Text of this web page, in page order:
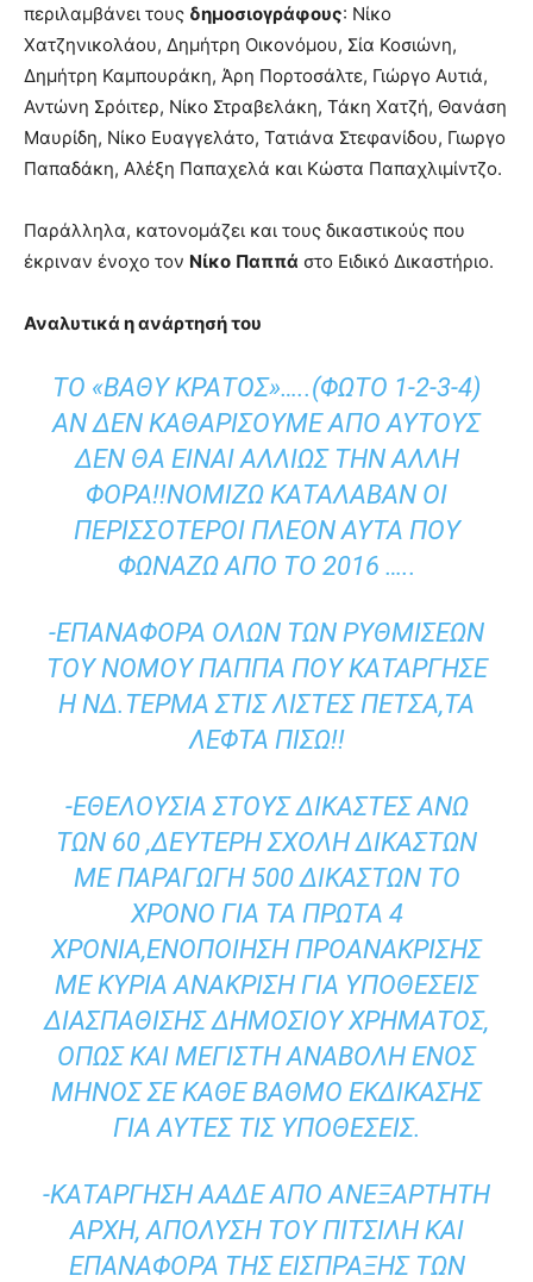
περιλαμβάνει τους δημοσιογράφους: Νίκο
Χατζηνικολάου, Δημήτρη Οικονόμου, Σία Κοσιώνη,
Δημήτρη Καμπουράκη, Άρη Πορτοσάλτε, Γιώργο Αυτιά,
Αντώνη Σρόιτερ, Νίκο Στραβελάκη, Τάκη Χατζή, Θανάση
Μαυρίδη, Νίκο Ευαγγελάτο, Τατιάνα Στεφανίδου, Γιωργο
Παπαδάκη, Αλέξη Παπαχελά και Κώστα Παπαχλιμίντζο.
Παράλληλα, κατονομάζει και τους δικαστικούς που
έκριναν ένοχο τον Νίκο Παππά στο Ειδικό Δικαστήριο.
Αναλυτικά η ανάρτησή του
ΤΟ «ΒΑΘΥ ΚΡΑΤΟΣ»…..(ΦΩΤΟ 1-2-3-4)
ΑΝ ΔΕΝ ΚΑΘΑΡΊΣΟΥΜΕ ΑΠΌ ΑΥΤΟΎΣ
ΔΕΝ ΘΑ ΕΙΝΑΙ ΑΛΛΙΩΣ ΤΗΝ ΑΛΛΗ
ΦΟΡΑ!!ΝΟΜΙΖΩ ΚΑΤΆΛΑΒΑΝ ΟΙ
ΠΕΡΙΣΣΌΤΕΡΟΙ ΠΛΈΟΝ ΑΥΤΆ ΠΟΥ
ΦΩΝΆΖΩ ΑΠΌ ΤΟ 2016 …..
-ΕΠΑΝΑΦΟΡΆ ΌΛΩΝ ΤΩΝ ΡΥΘΜΊΣΕΩΝ
ΤΟΥ ΝΌΜΟΥ ΠΑΠΠΑ ΠΟΥ ΚΑΤΆΡΓΗΣΕ
Η ΝΔ.ΤΈΡΜΑ ΣΤΙΣ ΛΊΣΤΕΣ ΠΕΤΣΑ,ΤΑ
ΛΕΦΤΆ ΠΊΣΩ!!
-ΕΘΕΛΟΥΣΊΑ ΣΤΟΥΣ ΔΙΚΑΣΤΈΣ ΆΝΩ
ΤΩΝ 60 ,ΔΕΎΤΕΡΗ ΣΧΟΛΉ ΔΙΚΑΣΤΩΝ
ΜΕ ΠΑΡΑΓΩΓΉ 500 ΔΙΚΑΣΤΏΝ ΤΟ
ΧΡΌΝΟ ΓΙΑ ΤΑ ΠΡΏΤΑ 4
ΧΡΌΝΙΑ,ΕΝΟΠΟΊΗΣΗ ΠΡΟΑΝΆΚΡΙΣΗΣ
ΜΕ ΚΥΡΙΑ ΑΝΆΚΡΙΣΗ ΓΙΑ ΥΠΟΘΈΣΕΙΣ
ΔΙΑΣΠΆΘΙΣΗΣ ΔΗΜΟΣΊΟΥ ΧΡΉΜΑΤΟΣ,
ΌΠΩΣ ΚΑΙ ΜΈΓΙΣΤΗ ΑΝΑΒΟΛΉ ΕΝΌΣ
ΜΗΝΌΣ ΣΕ ΚΆΘΕ ΒΑΘΜΌ ΕΚΔΊΚΑΣΗΣ
ΓΙΑ ΑΥΤΈΣ ΤΙΣ ΥΠΟΘΈΣΕΙΣ.
-ΚΑΤΆΡΓΗΣΗ ΑΑΔΕ ΑΠΌ ΑΝΕΞΆΡΤΗΤΗ
ΑΡΧΉ, ΑΠΟΛΥΣΗ ΤΟΥ ΠΙΤΣΙΛΗ ΚΑΙ
ΕΠΑΝΑΦΟΡΆ ΤΗΣ ΕΊΣΠΡΑΞΗΣ ΤΩΝ